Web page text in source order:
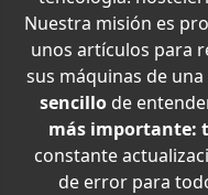
Nuestra misión es
unos artículos para
sus máquinas de una
sencillode
más importante:
constante
de error para